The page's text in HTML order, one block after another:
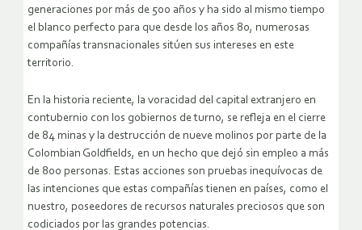
generaciones por más de 500 años y ha sido al mismo tiempo
el blanco perfecto para que desde los años 80, numerosas
compañías transnacionales sitúen sus intereses en este
territorio.
En la historia reciente, la voracidad del capital extranjero en
contubernio con los gobiernos de turno, se refleja en el cierre
de 84 minas y la destrucción de nueve molinos por parte de la
Colombian Goldfields, en un hecho que dejó sin empleo a más
de 800 personas. Estas acciones son pruebas inequívocas de
las intenciones que estas compañías tienen en países, como el
nuestro, poseedores de recursos naturales preciosos que son
codiciados por las grandes potencias.